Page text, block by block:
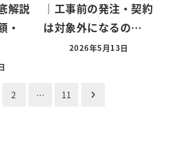
解説
・
｜工事前の発注・契約
は対象外になるの…
2026年5月13日
2 … 11